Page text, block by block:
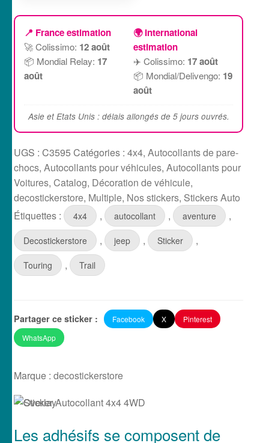
📍 France estimation
🚀 Colissimo: 12 août
📦 Mondial Relay: 17
août
🌍 International
estimation
✈️ Colissimo: 17 août
📦 Mondial/Delivengo: 19
août
Asie et Etats Unis : délais allongés de 5 jours ouvrés.
UGS : C3595 Catégories : 4x4, Autocollants de pare-
chocs, Autocollants pour véhicules, Autocollants pour
Voitures, Catalog, Décoration de véhicule,
decostickerstore, Multiple, Nos stickers, Stickers Auto
Étiquettes :
4x4 , autocollant , aventure ,
Decostickerstore , jeep , Sticker ,
Touring , Trail
Partager ce sticker : Facebook X
Pinterest
WhatsApp
Marque : decostickerstore
Les adhésifs se composent de